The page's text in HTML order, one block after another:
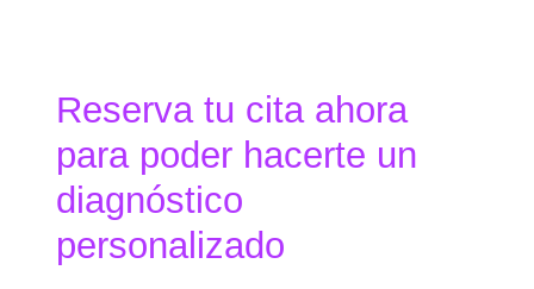
Reserva tu cita ahora
para poder hacerte un
diagnóstico
personalizado